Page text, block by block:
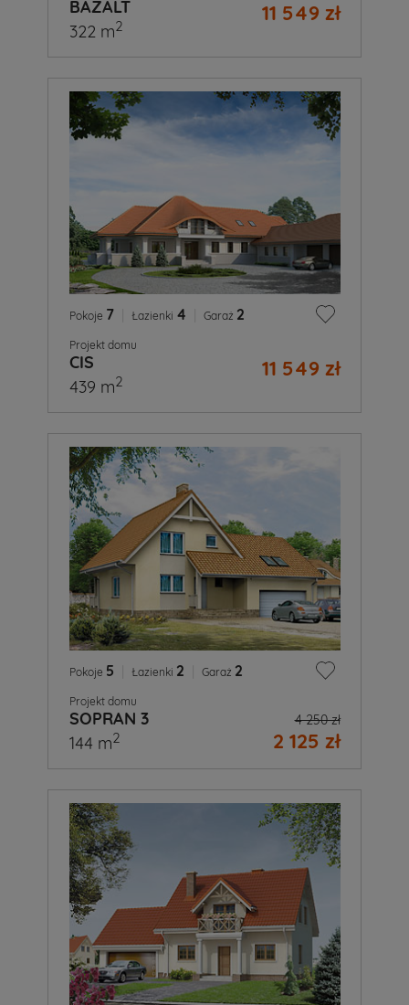
BAZALT 11 549 zł
322 m2
Pokoje 7 Łazienki 4 Garaż 2
Projekt domu
CIS 11 549 zł
439 m2
Pokoje 5 Łazienki 2 Garaż 2
Projekt domu
SOPRAN 3 4 250 zł
2 125 zł
144 m2